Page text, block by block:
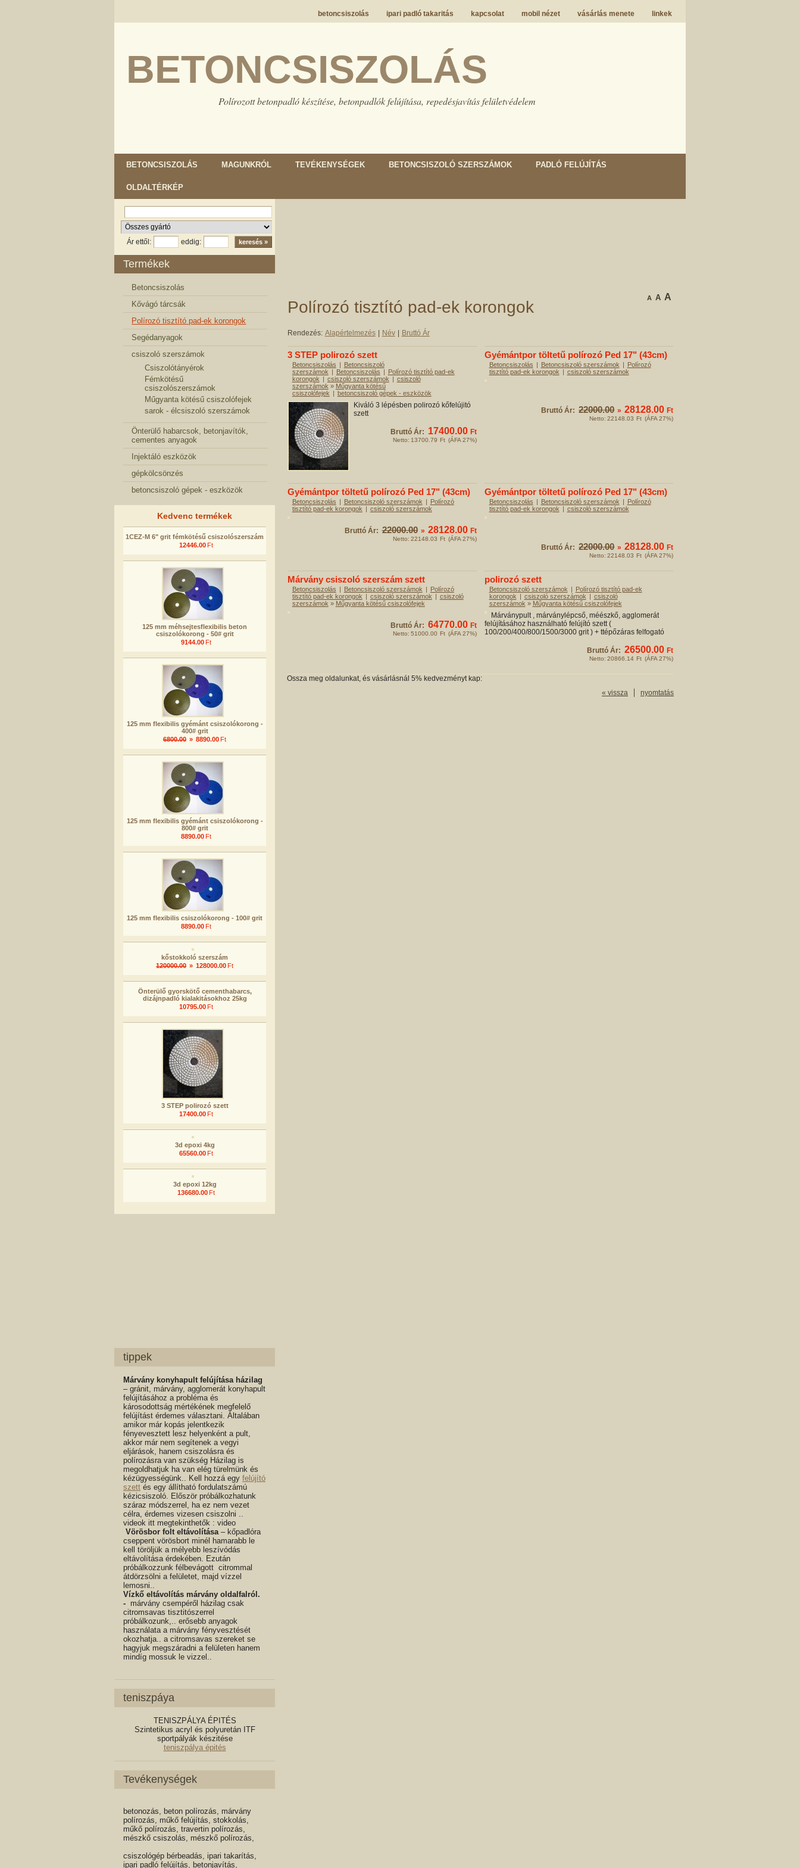
betoncsiszolás ipari padló takaritás kapcsolat mobil nézet vásárlás menete linkek
BETONCSISZOLÁS
Polírozott betonpadló készítése, betonpadlók felújítása, repedésjavítás felületvédelem
BETONCSISZOLÁS MAGUNKRÓL TEVÉKENYSÉGEK BETONCSISZOLÓ SZERSZÁMOK PADLÓ FELÚJÍTÁS
OLDALTÉRKÉP
Ár ettől: eddig:
Termékek
Betoncsiszolás
Kővágó tárcsák
Polírozó tisztító pad-ek korongok
Segédanyagok
csiszoló szerszámok
Csiszolótányérok
Fémkötésű
csiszolószerszámok
Műgyanta kötésű csiszolófejek
sarok - élcsiszoló szerszámok
Önterülő habarcsok, betonjavítók,
cementes anyagok
Injektáló eszközök
gépkölcsönzés
betoncsiszoló gépek - eszközök
Kedvenc termékek
1CEZ-M 6" grit fémkötésű csiszolószerszám
12446.00 Ft
125 mm méhsejtesflexibilis beton
csiszolókorong - 50# grit
9144.00 Ft
125 mm flexibilis gyémánt csiszolókorong -
400# grit
6800.00 » 8890.00 Ft
125 mm flexibilis gyémánt csiszolókorong -
800# grit
8890.00 Ft
125 mm flexibilis csiszolókorong - 100# grit
8890.00 Ft
kőstokkoló szerszám
120000.00 » 128000.00 Ft
Önterülő gyorskötő cementhabarcs,
dizájnpadló kialakitásokhoz 25kg
10795.00 Ft
3 STEP polirozó szett
17400.00 Ft
tippek
Márvány konyhapult felújítása házilag
– gránit, márvány, agglomerát konyhapult
felújításához a probléma és
károsodottság mértékének megfelelő
felújítást érdemes választani. Általában
amikor már kopás jelentkezik
fényevesztett lesz helyenként a pult,
akkor már nem segítenek a vegyi
eljárások, hanem csiszolásra és
polírozásra van szükség Házilag is
megoldhatjuk ha van elég türelmünk és
kézügyességünk.. Kell hozzá egyfelújító
szettés egy állítható fordulatszámú
kézicsiszoló. Először próbálkozhatunk
száraz módszerrel, ha ez nem vezet
célra, érdemes vizesen csiszolni ..
videok itt megtekinthetők : video
Vörösbor folt eltávolítása– kőpadlóra
cseppent vörösbort minél hamarabb le
kell töröljük a mélyebb leszívódás
eltávolítása érdekében. Ezután
próbálkozzunk félbevágott citrommal
-
márvány csempéről házilag csak
citromsavas tisztitószerrel
használata a márvány fényvesztését
okozhatja.. a citromsavas szereket se
hagyjuk megszáradni a felületen hanem
mindíg mossuk le vizzel..
teniszpáya
TENISZPÁLYA ÉPITÉS
Szintetikus acryl és polyuretán ITF
sportpályák készitése
teniszpálya épités
A A A
Polírozó tisztító pad-ek korongok
Rendezés: Alapértelmezés Név Bruttó Ár
3 STEP polirozó szett
Betoncsiszolás | Betoncsiszoló
szerszámok | Betoncsiszolás | Polírozó tisztító pad-ek
korongok | csiszoló szerszámok | csiszoló
szerszámok » Műgyanta kötésű
csiszolófejek | betoncsiszoló gépek - eszközök
Kiváló 3 lépésben polirozó kőfelújitó
szett
Bruttó Ár: 17400.00 Ft
Netto: 13700.79 Ft (ÁFA 27%)
Gyémántpor töltetű polírozó Ped 17" (43cm)
Betoncsiszolás | Betoncsiszoló szerszámok | Polírozó
tisztító pad-ek korongok | csiszoló szerszámok
Bruttó Ár: 22000.00 » 28128.00 Ft
Netto: 22148.03 Ft (ÁFA 27%)
Gyémántpor töltetű polírozó Ped 17" (43cm)
Betoncsiszolás | Betoncsiszoló szerszámok | Polírozó
tisztító pad-ek korongok | csiszoló szerszámok
Bruttó Ár: 22000.00 » 28128.00 Ft
Netto: 22148.03 Ft (ÁFA 27%)
Gyémántpor töltetű polírozó Ped 17" (43cm)
Betoncsiszolás | Betoncsiszoló szerszámok | Polírozó
tisztító pad-ek korongok | csiszoló szerszámok
Bruttó Ár: 22000.00 » 28128.00 Ft
Netto: 22148.03 Ft (ÁFA 27%)
Márvány csiszoló szerszám szett
Betoncsiszolás | Betoncsiszoló szerszámok | Polírozó
tisztító pad-ek korongok | csiszoló szerszámok | csiszoló
szerszámok » Műgyanta kötésű csiszolófejek
Bruttó Ár: 64770.00 Ft
Netto: 51000.00 Ft (ÁFA 27%)
polirozó szett
Betoncsiszoló szerszámok | Polírozó tisztító pad-ek
korongok | csiszoló szerszámok | csiszoló
szerszámok » Műgyanta kötésű csiszolófejek
Márványpult , márványlépcső, méészkő, agglomerát
felújításához használható felújító szett (
100/200/400/800/1500/3000 grit ) + ttépőzáras felfogató
Bruttó Ár: 26500.00 Ft
Netto: 20866.14 Ft (ÁFA 27%)
Ossza meg oldalunkat, és vásárlásnál 5% kedvezményt kap:
nyomtatás
« vissza